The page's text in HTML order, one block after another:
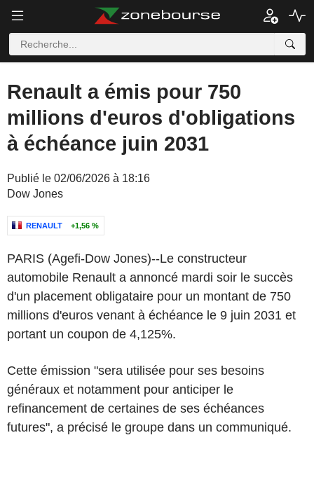
Renault a émis pour 750
millions d'euros d'obligations
à échéance juin 2031
Publié le 02/06/2026 à 18:16
Dow Jones
RENAULT +1,56 %
PARIS (Agefi-Dow Jones)--Le constructeur
automobile Renault a annoncé mardi soir le succès
d'un placement obligataire pour un montant de 750
millions d'euros venant à échéance le 9 juin 2031 et
portant un coupon de 4,125%.
Cette émission "sera utilisée pour ses besoins
généraux et notamment pour anticiper le
refinancement de certaines de ses échéances
futures", a précisé le groupe dans un communiqué.